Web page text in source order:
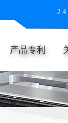
产品专利